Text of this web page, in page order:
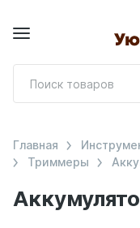
Главная
Триммеры